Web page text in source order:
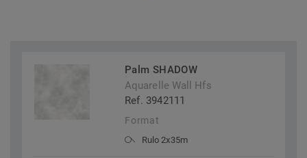
Palm SHADOW
Aquarelle Wall Hfs
Ref. 3942111
Format
Rulo 2x35m